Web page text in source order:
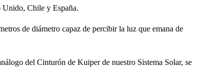
Unido, Chile y España.
de diámetro capaz de percibir la luz que emana de
del Cinturón de Kuiper de nuestro Sistema Solar, se